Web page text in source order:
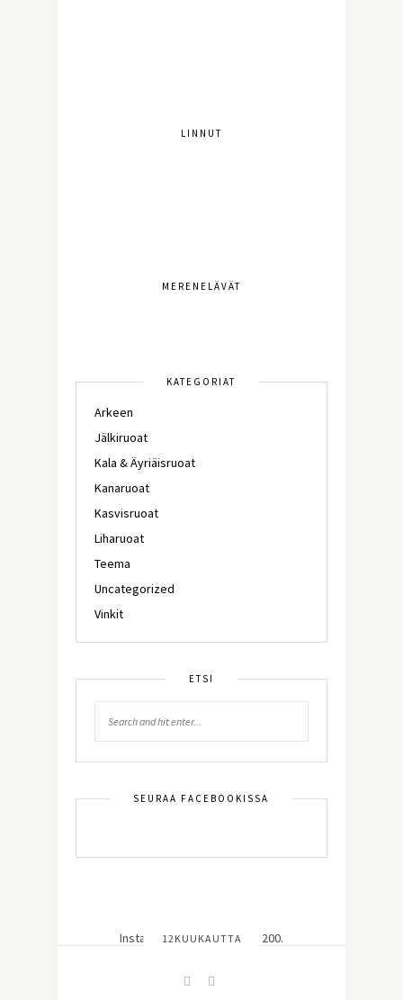
LINNUT
MERENELÄVÄT
KATEGORIAT
Arkeen
Jälkiruoat
Kala & Äyriäisruoat
Kanaruoat
Kasvisruoat
Liharuoat
Teema
Uncategorized
Vinkit
ETSI
SEURAA FACEBOOKISSA
12KUUKAUTTA
Instagram did not return a 200.